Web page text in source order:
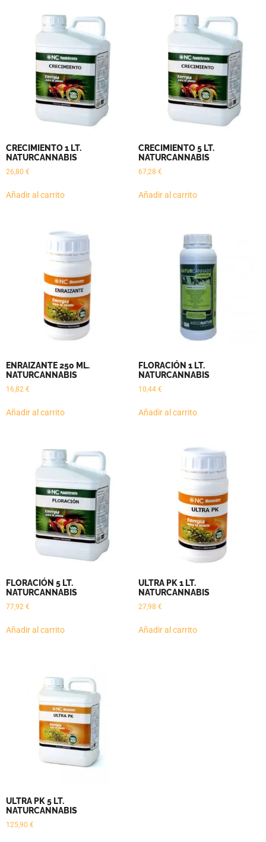
CRECIMIENTO 1 LT.
NATURCANNABIS
26,80 €
Añadir al carrito
CRECIMIENTO 5 LT.
NATURCANNABIS
67,28 €
Añadir al carrito
ENRAIZANTE 250 ML.
NATURCANNABIS
16,82 €
Añadir al carrito
FLORACIÓN 1 LT.
NATURCANNABIS
10,44 €
Añadir al carrito
FLORACIÓN 5 LT.
NATURCANNABIS
77,92 €
Añadir al carrito
ULTRA PK 1 LT.
NATURCANNABIS
27,98 €
Añadir al carrito
ULTRA PK 5 LT.
NATURCANNABIS
125,90 €